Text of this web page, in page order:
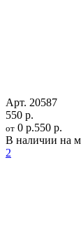
Арт. 20587
550 р.
от 0 р.550 р.
В наличии на
2